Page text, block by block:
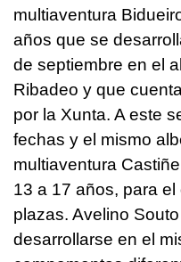
multiaventura
años que se
de septiembre en el
Ribadeo y que
por la Xunta. A este
fechas y el mismo
multiaventura
13 a 17 años, para
plazas. Avelino
desarrollarse en el